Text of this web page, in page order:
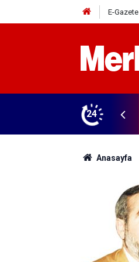
E-Gazete
24
riskte olabilirsiniz!
Anasayfa